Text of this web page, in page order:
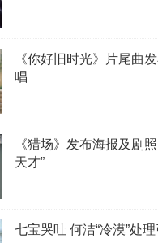
《你好旧时光》片尾曲
唱
《猎场》发布海报及剧
天才”
七宝哭吐 何洁“冷漠”处